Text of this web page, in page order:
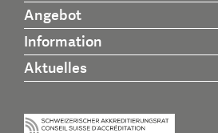
Angebot
Information
Aktuelles